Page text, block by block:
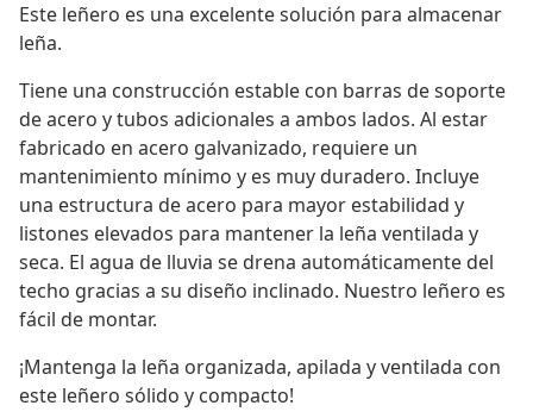
Este leñero es una excelente solución para almacenar
leña.
Tiene una construcción estable con barras de soporte
de acero y tubos adicionales a ambos lados. Al estar
fabricado en acero galvanizado, requiere un
mantenimiento mínimo y es muy duradero. Incluye
una estructura de acero para mayor estabilidad y
listones elevados para mantener la leña ventilada y
seca. El agua de lluvia se drena automáticamente del
techo gracias a su diseño inclinado. Nuestro leñero es
fácil de montar.
¡Mantenga la leña organizada, apilada y ventilada con
este leñero sólido y compacto!